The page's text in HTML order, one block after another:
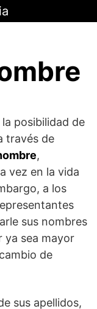
posibilidad de
través de
,
vez en la vida
a los
sus nombres
ya sea mayor
de
sus apellidos,